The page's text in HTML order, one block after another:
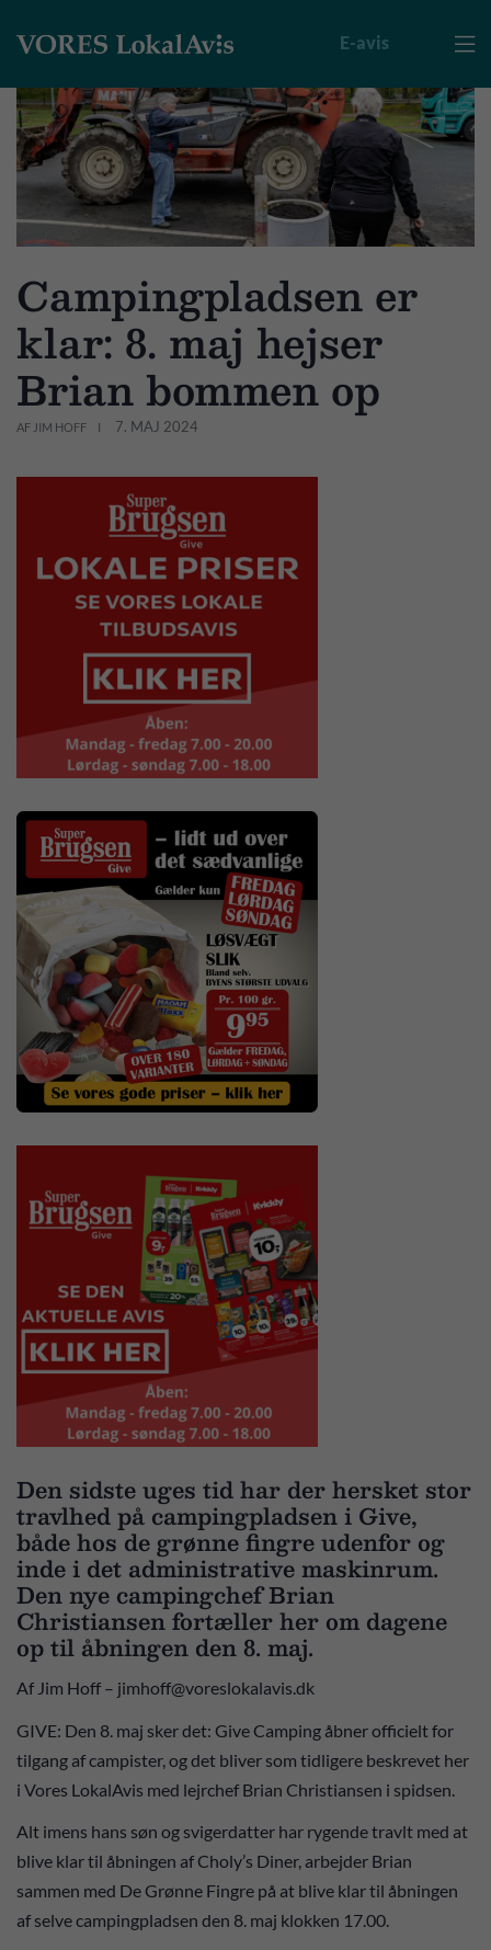

E-avis
Campingpladsen er
klar: 8. maj hejser
Brian bommen op
AF JIM HOFF 7. MAJ 2024
Den sidste uges tid har der hersket stor
travlhed på campingpladsen i Give,
både hos de grønne fingre udenfor og
inde i det administrative maskinrum.
Den nye campingchef Brian
Christiansen fortæller her om dagene
op til åbningen den 8. maj.
Af Jim Hoff – jimhoff@voreslokalavis.dk
GIVE: Den 8. maj sker det: Give Camping åbner officielt for
tilgang af campister, og det bliver som tidligere beskrevet her
i Vores LokalAvis med lejrchef Brian Christiansen i spidsen.
Alt imens hans søn og svigerdatter har rygende travlt med at
blive klar til åbningen af Choly’s Diner, arbejder Brian
sammen med De Grønne Fingre på at blive klar til åbningen
af selve campingpladsen den 8. maj klokken 17.00.